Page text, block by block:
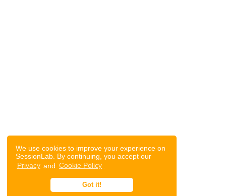
We use cookies to improve your experience on
SessionLab. By continuing, you accept our
Privacy and Cookie Policy
Got it!